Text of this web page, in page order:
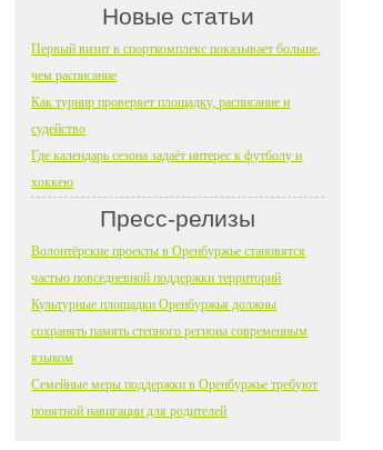
Новые статьи
Первый визит в спорткомплекс показывает больше,
чем расписание
Как турнир проверяет площадку, расписание и
судейство
Где календарь сезона задаёт интерес к футболу и
хоккею
Пресс-релизы
Волонтёрские проекты в Оренбуржье становятся
частью повседневной поддержки территорий
Культурные площадки Оренбуржья должны
сохранять память степного региона современным
языком
Семейные меры поддержки в Оренбуржье требуют
понятной навигации для родителей